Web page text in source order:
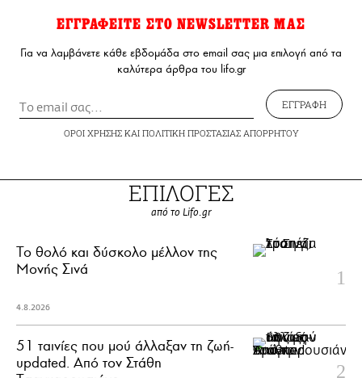
ΕΓΓΡΑΦΕΙΤΕ ΣΤΟ NEWSLETTER ΜΑΣ
Για να λαμβάνετε κάθε εβδομάδα στο email σας μια επιλογή από τα
καλύτερα άρθρα του lifo.gr
ΕΓΓΡΑΦΗ
ΟΡΟΙ ΧΡΗΣΗΣΚΑΙ ΠΟΛΙΤΙΚΗ ΠΡΟΣΤΑΣΙΑΣ ΑΠΟΡΡΗΤΟΥ
ΕΠΙΛΟΓΕΣ
από το Lifo.gr
Το θολό και δύσκολο μέλλον της
Μονής Σινά
4.8.2026
51 ταινίες που μού άλλαξαν τη ζωή-
updated. Aπό τον Στάθη